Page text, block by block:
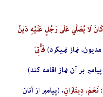
لَا يُصَلِّي عَلَى رَجُلٍ عَلَيْهِ دَيْنٌ
نماز نمی­کرد) فَأُتِيَ
بر آن نماز اقامه کند)
دِينَارَانِ، (پیامبر از آنان